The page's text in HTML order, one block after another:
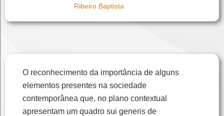
Ribeiro Baptista
O reconhecimento da importância de alguns
elementos presentes na sociedade
contemporânea que, no plano contextual
apresentam um quadro sui generis de